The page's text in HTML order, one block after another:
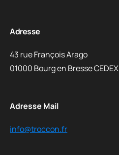
Adresse
43 rue François Arago
01000 Bourg en Bresse CEDEX
Adresse Mail
info@troccon.fr